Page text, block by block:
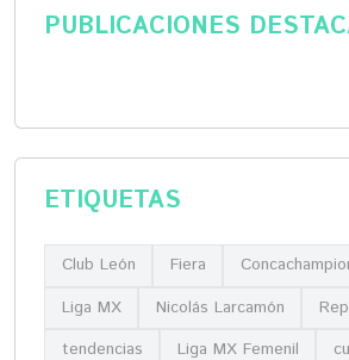
PUBLICACIONES
ETIQUETAS
Club León Fiera
Liga MX
Nicolás Larcamón
tendencias
Liga MX Femenil